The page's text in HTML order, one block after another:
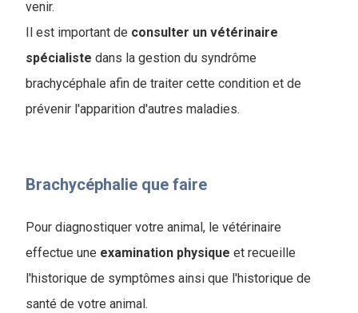
venir.
Il est important de consulter un vétérinaire
spécialiste dans la gestion du syndrôme
brachycéphale afin de traiter cette condition et de
prévenir l'apparition d'autres maladies.
Brachycéphalie que faire
Pour diagnostiquer votre animal, le vétérinaire
effectue une examination physique et recueille
l'historique de symptômes ainsi que l'historique de
santé de votre animal .